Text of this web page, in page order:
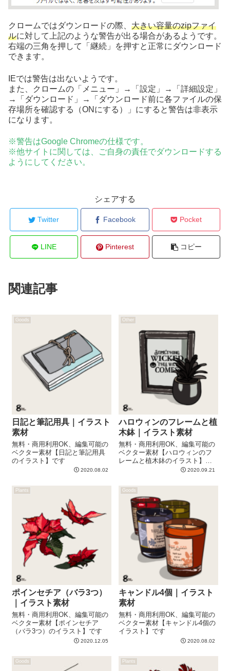
クロームではダウンロードの際、 大きい容量のzipファイ
ルに対して上記のような警告が出る場合があるようです。
右端の三角を押して「継続」を押すと正常にダウンロード
できます。
IEでは警告は出ないようです。
また、クロームの「メニュー」→「設定」→「詳細設定」
→「ダウンロード」→「ダウンロード前に各ファイルの保
存場所を確認する（ONにする）」にすると警告は非表示
になります。
※警告はGoogle Chromeの仕様です。
※他サイトに関しては、ご自身の責任でダウンロードする
ようにしてください。
シェアする
Twitter Facebook Pocket
LINE Pinterest コピー
関連記事
Goods
日記と筆記用具｜イラスト
素材
無料・商用利用OK、編集可能の
ベクター素材【日記と筆記用具
のイラスト】です
2020.08.02
Other
ハロウィンのフレームと植
木鉢｜イラスト素材
無料・商用利用OK、編集可能の
ベクター素材【ハロウィンのフ
レームと植木鉢のイラスト】で
2020.09.21
Plants
ポインセチア（バラ3つ）
｜イラスト素材
無料・商用利用OK、編集可能の
ベクター素材【ポインセチア
（バラ3つ）のイラスト】です
2020.12.05
Goods
キャンドル4個｜イラスト
素材
無料・商用利用OK、編集可能の
ベクター素材【キャンドル4個の
イラスト】です
2020.08.02
Goods Plants